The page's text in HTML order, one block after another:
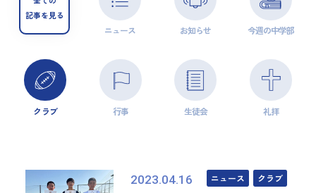
記事を見る
ニュース お知らせ 今週の中学部
クラブ 行事 生徒会 礼拝
2023.04.16 ニュース クラブ